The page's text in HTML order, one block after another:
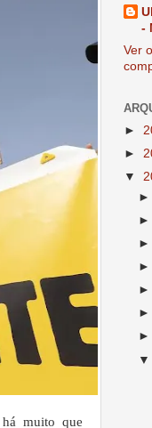
há muito que
-
Ver
►
►
▼
►
►
►
►